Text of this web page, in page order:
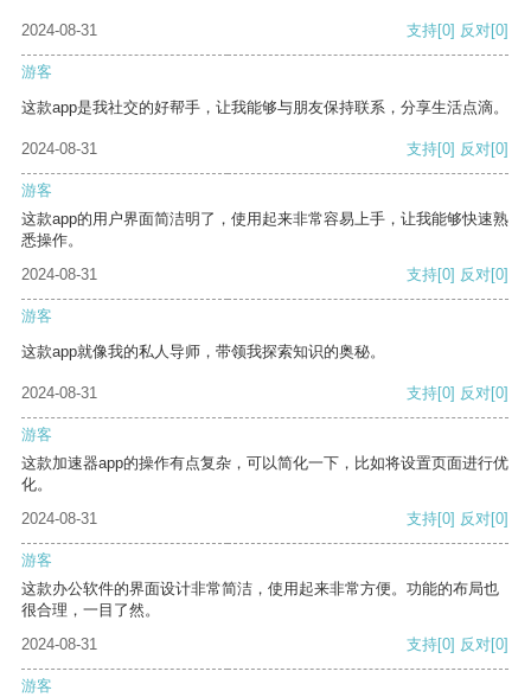
2024-08-31 支持[0] 反对[0]
游客
这款app是我社交的好帮手，让我能够与朋友保持联系，分享生活点滴。
2024-08-31 支持[0] 反对[0]
游客
这款app的用户界面简洁明了，使用起来非常容易上手，让我能够快速熟
悉操作。
2024-08-31
支持[0] 反对[0]
游客
这款app就像我的私人导师，带领我探索知识的奥秘。
2024-08-31 支持[0] 反对[0]
游客
这款加速器app的操作有点复杂，可以简化一下，比如将设置页面进行优
化。
2024-08-31
支持[0] 反对[0]
游客
这款办公软件的界面设计非常简洁，使用起来非常方便。功能的布局也
很合理，一目了然。
2024-08-31
支持[0] 反对[0]
游客